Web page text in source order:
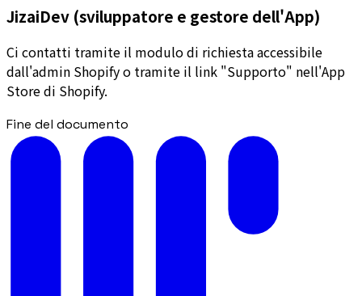
JizaiDev (sviluppatore e gestore dell'App)
Ci contatti tramite il modulo di richiesta accessibile
dall'admin Shopify o tramite il link "Supporto" nell'App
Store di Shopify.
Fine del documento